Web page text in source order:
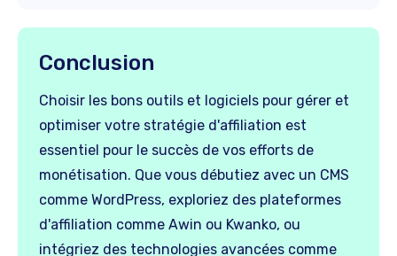
Conclusion
Choisir les bons outils et logiciels pour gérer et
optimiser votre stratégie d'affiliation est
essentiel pour le succès de vos efforts de
monétisation. Que vous débutiez avec un CMS
comme WordPress, exploriez des plateformes
d'affiliation comme Awin ou Kwanko, ou
intégriez des technologies avancées comme